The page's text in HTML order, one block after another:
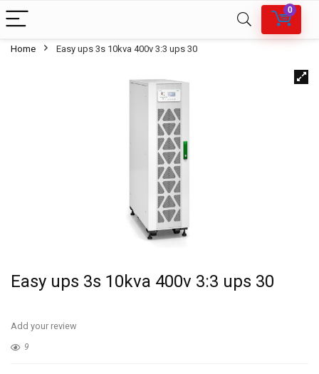
0
Home Easy ups 3s 10kva 400v 3:3 ups 30
Easy ups 3s 10kva 400v 3:3 ups 30
Add your review
9